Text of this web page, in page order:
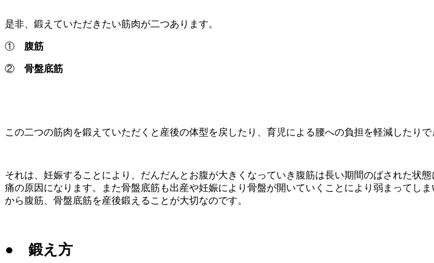
是非、鍛えていただきたい筋肉が二つあります。
① 腹筋
② 骨盤底筋
この二つの筋肉を鍛えていただくと産後の体型を戻したり、育児による腰への負担を軽減したり
それは、妊娠することにより、だんだんとお腹が大きくなっていき腹筋は長い期間のばされた状
痛の原因になります。また骨盤底筋も出産や妊娠により骨盤が開いていくことにより弱まってし
から腹筋、骨盤底筋を産後鍛えることが大切なのです。
● 鍛え方